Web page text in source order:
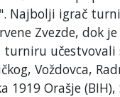
Najbolji igrač
Zvezde, dok
učestvovali
Voždovca,
1919 Orašje